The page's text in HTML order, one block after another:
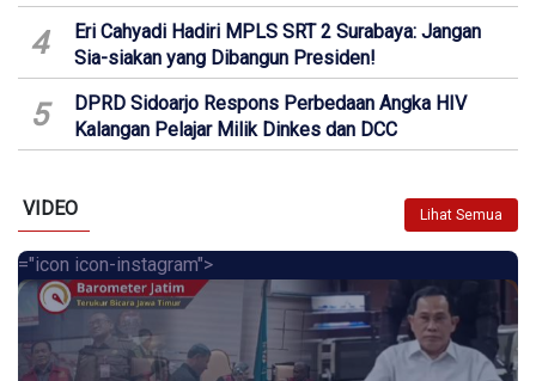
4
Eri Cahyadi Hadiri MPLS SRT 2 Surabaya: Jangan
Sia-siakan yang Dibangun Presiden!
5
DPRD Sidoarjo Respons Perbedaan Angka HIV
Kalangan Pelajar Milik Dinkes dan DCC
VIDEO Lihat Semua
="icon icon-instagram">